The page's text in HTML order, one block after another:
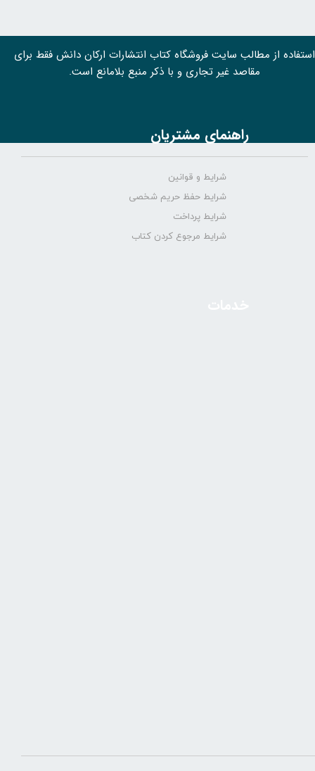
استفاده از مطالب سايت فروشگاه کتاب انتشارات ارکان دانش فقط برای
مقاصد غیر تجاری و با ذکر منبع بلامانع است.
راهنمای مشتریان
شرایط و قوانین
شرایط حفظ حریم شخصی
شرایط پرداخت
شرایط مرجوع کردن کتاب